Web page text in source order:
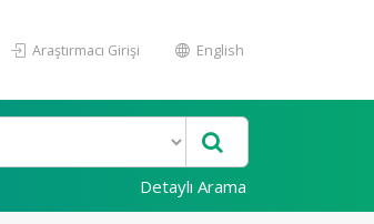
Araştırmacı Girişi English
Detaylı Arama